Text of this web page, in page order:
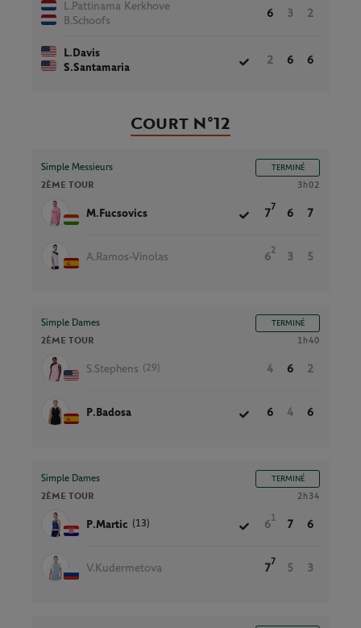
L.Pattinama Kerkhove
B.Schoofs
6 3 2
L.Davis
S.Santamaria
2 6 6
Court N°12
Simple Messieurs TERMINÉ
2ÈME TOUR 3h02
M.Fucsovics 7
7
6 7
A.Ramos-Vinolas 6
2
3 5
Simple Dames TERMINÉ
2ÈME TOUR 1h40
S.Stephens (29) 4 6 2
P.Badosa 6 4 6
Simple Dames TERMINÉ
2ÈME TOUR 2h34
P.Martic (13) 6
1
7 6
V.Kudermetova 7
7
5 3